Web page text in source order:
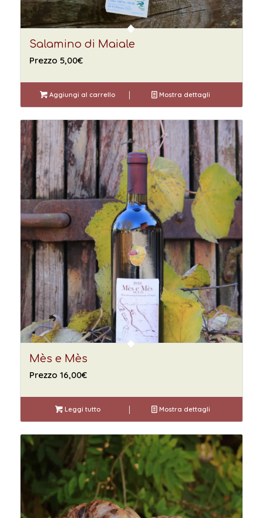
Salamino di Maiale
Prezzo 5,00€
Aggiungi al carrello Mostra dettagli
Mès e Mès
Prezzo 16,00€
Leggi tutto Mostra dettagli